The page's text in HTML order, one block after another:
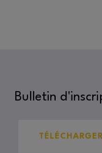
Bulletin
TÉLÉCHARGER